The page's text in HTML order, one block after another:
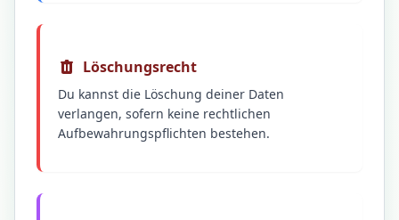
Löschungsrecht
Du kannst die Löschung deiner Daten
verlangen, sofern keine rechtlichen
Aufbewahrungspflichten bestehen.